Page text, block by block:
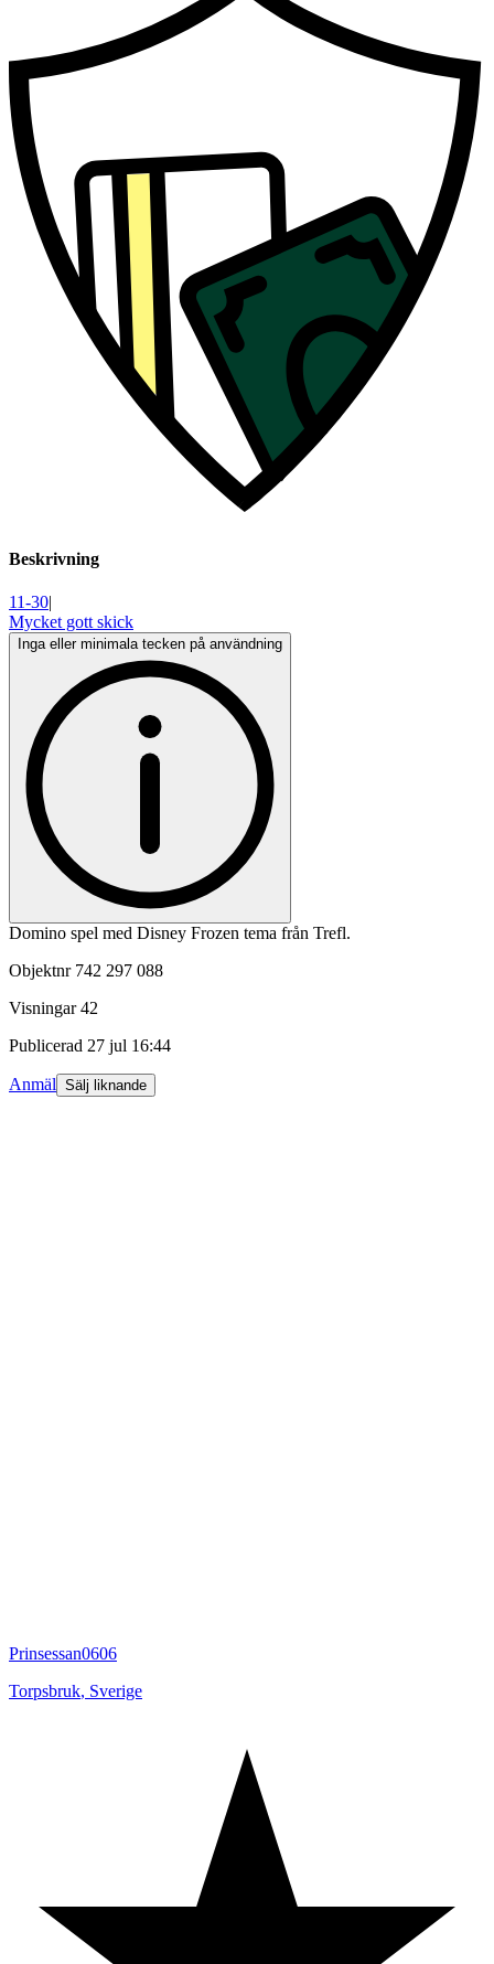
Beskrivning
11-30|
Mycket gott skick
Inga eller minimala tecken på användning
Domino spel med Disney Frozen tema från Trefl.
Objektnr 742 297 088
Visningar 42
Publicerad 27 jul 16:44
Anmäl Sälj liknande
Prinsessan0606
Torpsbruk, Sverige